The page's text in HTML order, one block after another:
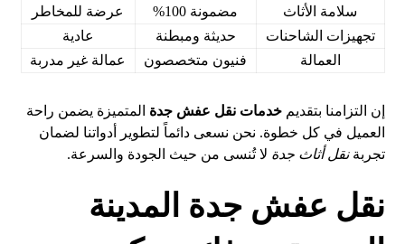
سلامة الأثاث
مضمونة 100%
عرضة للمخاطر
تجهيزات الشاحنات
حديثة ومبطنة
عادية
العمالة
فنيون متخصصون عمالة غير مدربة
إن التزامنا بتقديمخدمات نقل عفش جدة المتميزة يضمن راحة
العميل في كل خطوة. نحن نسعى دائماً لتطوير أدواتنا لضمان
تجربةنقل أثاث جدة لا تُنسى من حيث الجودة والسرعة.
نقل عفش جدة المدينة